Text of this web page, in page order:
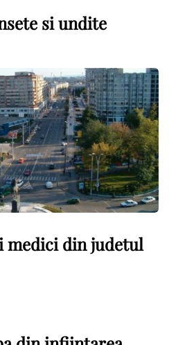
si undite
medici din judetul